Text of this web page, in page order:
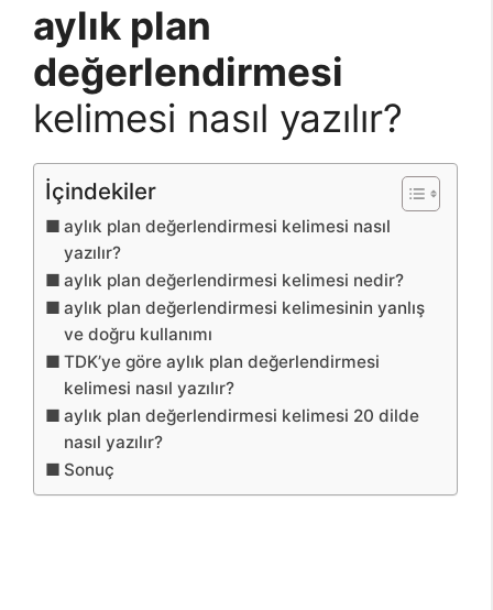
aylık plan
değerlendirmesi
kelimesi nasıl yazılır?
İçindekiler
aylık plan değerlendirmesi kelimesi nasıl
yazılır?
aylık plan değerlendirmesi kelimesi nedir?
aylık plan değerlendirmesi kelimesinin yanlış
ve doğru kullanımı
TDK’ye göre aylık plan değerlendirmesi
kelimesi nasıl yazılır?
aylık plan değerlendirmesi kelimesi 20 dilde
nasıl yazılır?
Sonuç